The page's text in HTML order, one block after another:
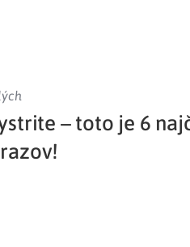
Liečba v zahraničí
– toto je 6